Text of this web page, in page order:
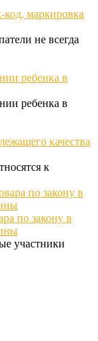
код, маркировка
не всегда
ребенка в
ребенка в
качества
к
по закону в
участники